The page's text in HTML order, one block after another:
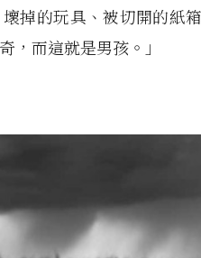
掉的玩具、被切開的紙
，而這就是男孩。」